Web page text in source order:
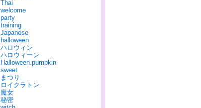
Thai
welcome
party
training
Japanese
halloween
ハロウィン
ハロウィーン
Halloween.pumpkin
sweet
まつり
ロイクラトン
魔女
秘密